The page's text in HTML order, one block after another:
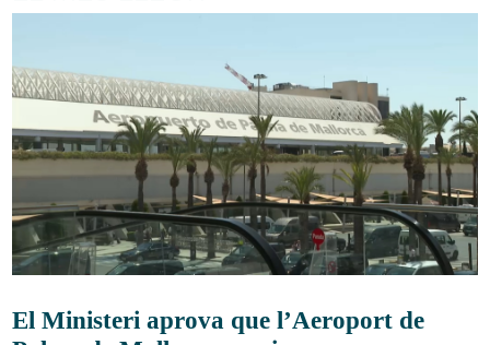
El Ministeri aprova que l’Aeroport de